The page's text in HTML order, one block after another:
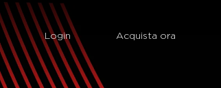
Login Acquista ora